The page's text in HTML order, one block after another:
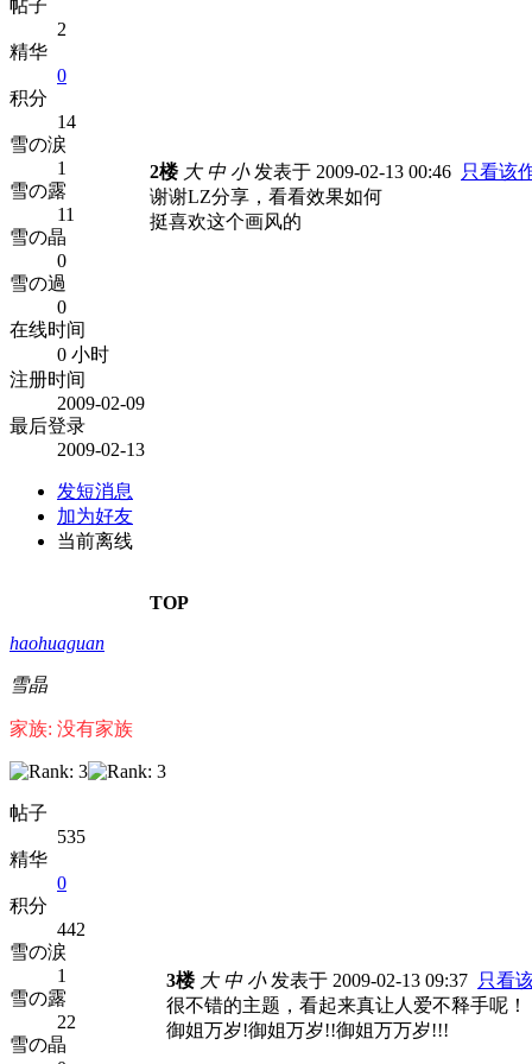
帖子
2
精华
0
积分
14
雪の涙
1
雪の露
11
雪の晶
0
雪の過
0
在线时间
0 小时
注册时间
2009-02-09
最后登录
2009-02-13
发短消息
加为好友
当前离线
2楼 大 中 小发表于 2009-02-13 00:46 只看该
谢谢LZ分享，看看效果如何
挺喜欢这个画风的
TOP
haohuaguan
雪晶
家族: 没有家族
帖子
535
精华
0
积分
442
雪の涙
1
雪の露
22
雪の晶
3楼 大 中 小发表于 2009-02-13 09:37 只看
很不错的主题，看起来真让人爱不释手呢！
御姐万岁!御姐万岁!!御姐万万岁!!!